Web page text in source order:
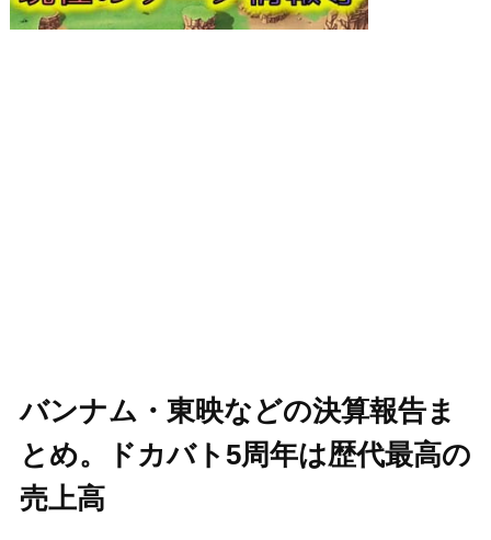
バンナム・東映などの決算報告ま
とめ。ドカバト5周年は歴代最高の
売上高